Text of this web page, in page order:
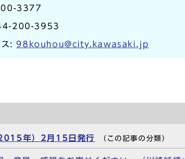
3377
200-3953
ス:98kouhou@city.kawasaki.jp
年）2月15日発行 （この記事の分類）